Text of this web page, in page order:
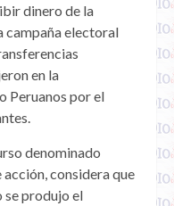
dinero de la
electoral
en la
Peruanos por el
denominado
considera que
se produjo el